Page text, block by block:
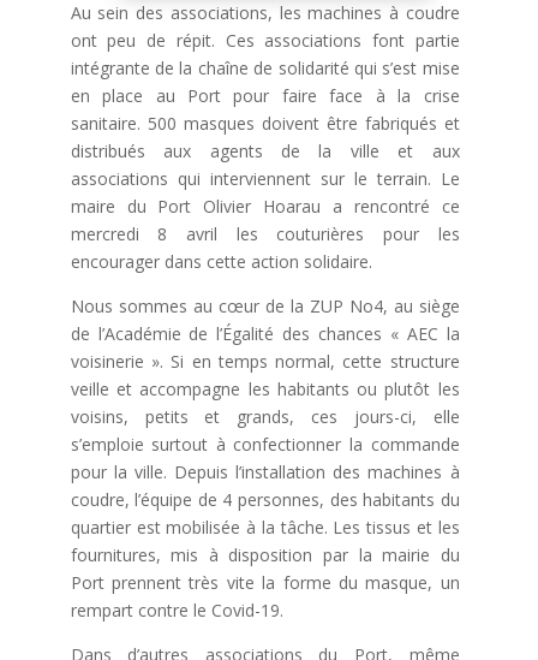
Au sein des associations, les machines à coudre
ont peu de répit. Ces associations font partie
intégrante de la chaîne de solidarité qui s’est mise
en place au Port pour faire face à la crise
sanitaire. 500 masques doivent être fabriqués et
distribués aux agents de la ville et aux
associations qui interviennent sur le terrain. Le
maire du Port Olivier Hoarau a rencontré ce
mercredi 8 avril les couturières pour les
encourager dans cette action solidaire.
Nous sommes au cœur de la ZUP No4, au siège
de l’Académie de l’Égalité des chances « AEC la
voisinerie ». Si en temps normal, cette structure
veille et accompagne les habitants ou plutôt les
voisins, petits et grands, ces jours-ci, elle
s’emploie surtout à confectionner la commande
pour la ville. Depuis l’installation des machines à
coudre, l’équipe de 4 personnes, des habitants du
quartier est mobilisée à la tâche. Les tissus et les
fournitures, mis à disposition par la mairie du
Port prennent très vite la forme du masque, un
rempart contre le Covid-19.
Dans d’autres associations du Port, même